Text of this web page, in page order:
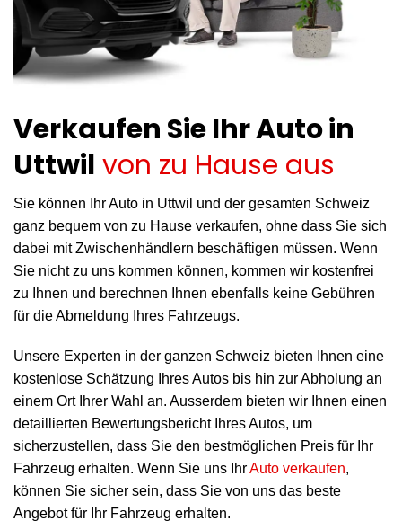
Verkaufen Sie Ihr Auto in
Uttwil von zu Hause aus
Sie können Ihr Auto in Uttwil und der gesamten Schweiz
ganz bequem von zu Hause verkaufen, ohne dass Sie sich
dabei mit Zwischenhändlern beschäftigen müssen. Wenn
Sie nicht zu uns kommen können, kommen wir kostenfrei
zu Ihnen und berechnen Ihnen ebenfalls keine Gebühren
für die Abmeldung Ihres Fahrzeugs.
Unsere Experten in der ganzen Schweiz bieten Ihnen eine
kostenlose Schätzung Ihres Autos bis hin zur Abholung an
einem Ort Ihrer Wahl an. Ausserdem bieten wir Ihnen einen
detaillierten Bewertungsbericht Ihres Autos, um
sicherzustellen, dass Sie den bestmöglichen Preis für Ihr
Fahrzeug erhalten. Wenn Sie uns IhrAuto verkaufen,
können Sie sicher sein, dass Sie von uns das beste
Angebot für Ihr Fahrzeug erhalten.